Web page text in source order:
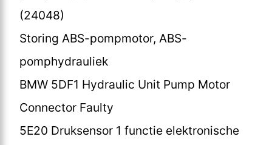
(24048)
Storing ABS-pompmotor, ABS-
pomphydrauliek
BMW 5DF1 Hydraulic Unit Pump Motor
Connector Faulty
5E20 Druksensor 1 functie elektronische